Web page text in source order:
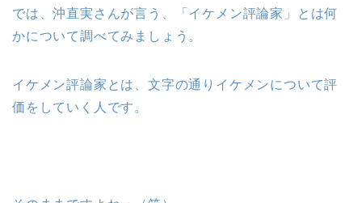
では、沖直実さんが言う、「イケメン評論家」とは何
かについて調べてみましょう。
イケメン評論家とは、文字の通りイケメンについて評
価をしていく人です。